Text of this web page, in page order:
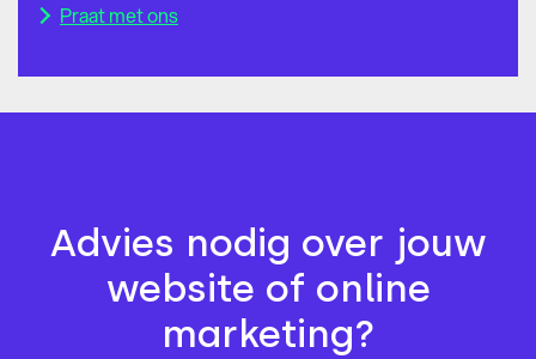
Praat met ons
Advies nodig over jouw
website of online
marketing?